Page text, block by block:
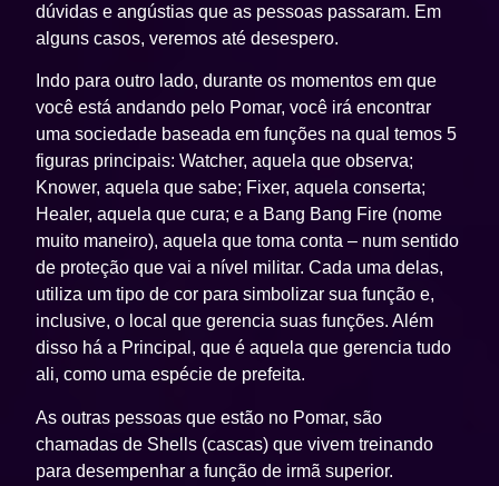
dúvidas e angústias que as pessoas passaram. Em
alguns casos, veremos até desespero.
Indo para outro lado, durante os momentos em que
você está andando pelo Pomar, você irá encontrar
uma sociedade baseada em funções na qual temos 5
figuras principais: Watcher, aquela que observa;
Knower, aquela que sabe; Fixer, aquela conserta;
Healer, aquela que cura; e a Bang Bang Fire (nome
muito maneiro), aquela que toma conta – num sentido
de proteção que vai a nível militar. Cada uma delas,
utiliza um tipo de cor para simbolizar sua função e,
inclusive, o local que gerencia suas funções. Além
disso há a Principal, que é aquela que gerencia tudo
ali, como uma espécie de prefeita.
As outras pessoas que estão no Pomar, são
chamadas de Shells (cascas) que vivem treinando
para desempenhar a função de irmã superior.